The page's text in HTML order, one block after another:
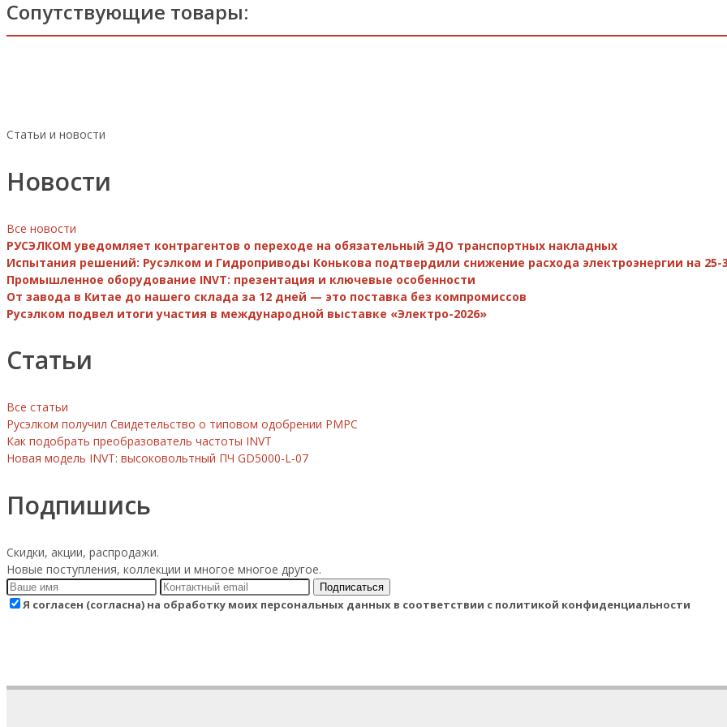
Сопутствующие товары:
Статьи и новости
Новости
Все новости
РУСЭЛКОМ уведомляет контрагентов о переходе на обязательный ЭДО транспортных накладных
Испытания решений: Русэлком и Гидроприводы Конькова подтвердили снижение расхода электроэнергии на 25-
Промышленное оборудование INVT: презентация и ключевые особенности
От завода в Китае до нашего склада за 12 дней — это поставка без компромиссов
Русэлком подвел итоги участия в международной выставке «Электро-2026»
Статьи
Все статьи
Русэлком получил Свидетельство о типовом одобрении РМРС
Как подобрать преобразователь частоты INVT
Новая модель INVT: высоковольтный ПЧ GD5000-L-07
Подпишись
Скидки, акции, распродажи.
Новые поступления, коллекции и многое многое другое.
Подписаться
Я согласен (согласна) на обработку моих персональных данных в соответствии с политикой конфиденциальности